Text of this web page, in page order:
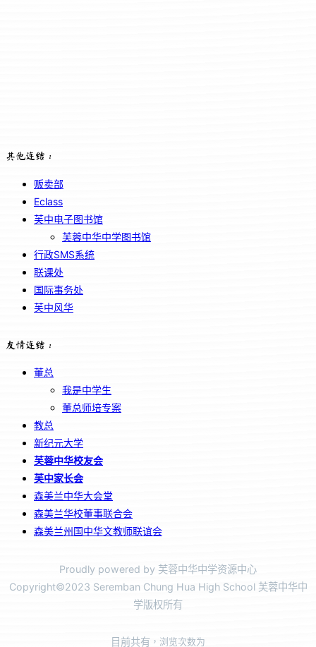
其他连结：
贩卖部
Eclass
芙中电子图书馆
芙蓉中华中学图书馆
行政SMS系统
联课处
国际事务处
芙中风华
友情连结：
董总
我是中学生
董总师培专案
教总
新纪元大学
芙蓉中华校友会
芙中家长会
森美兰中华大会堂
森美兰华校董事联合会
森美兰州国中华文教师联谊会
Proudly powered by 芙蓉中华中学资源中心
Copyright©2023 Seremban Chung Hua High School 芙蓉中华中
学版权所有
目前共有 ，浏览次数为